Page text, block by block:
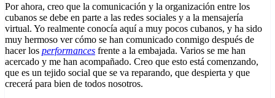
Por ahora, creo que la comunicación y la organización entre los
cubanos se debe en parte a las redes sociales y a la mensajería
virtual. Yo realmente conocía aquí a muy pocos cubanos, y ha sido
muy hermoso ver cómo se han comunicado conmigo después de
hacer los performances frente a la embajada. Varios se me han
acercado y me han acompañado. Creo que esto está comenzando,
que es un tejido social que se va reparando, que despierta y que
crecerá para bien de todos nosotros.